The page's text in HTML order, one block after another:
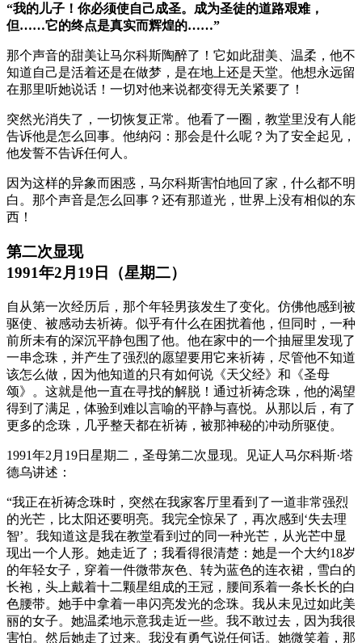
“我的儿子！你必须使自己成圣。成为圣徒的道路艰难，
但……它的终点是真实而辉煌的……”
那个声音的甜美让马尔科斯陶醉了！它如此甜美、温柔，他不
知道自己是活着还是在做梦，是在地上还是天堂。他想永远留
在那里听她说话！一切对他来说都变得无关紧要了！
突然光消失了，一切恢复正常。他看了一圈，教堂里没有人能
告诉他是怎么回事。他纳闷：那会是什么呢？为了安全起见，
他发誓不告诉任何人。
因为这样的异象而困惑，马尔科斯害怕地回了家，什么都不明
白。那个声音是怎么回事？还有那道光，世界上没有相似的东
西！
第二次显现
1991年2月19日（星期二）
自从第一次经历后，那个年轻男孩发生了变化。仿佛他感到被
驱使、被感动去祈祷。似乎有什么在困扰着他，但同时，一种
前所未有的深沉平静包围了他。他在家中的一个抽屉里发现了
一串念珠，并产生了强烈的愿望要用它来祈祷，尽管他不知道
该怎么做，因为他知道的只有如何说《天父经》和《圣母
颂》。这就是他一直在寻找的解脱！通过祈祷念珠，他的渴望
得到了满足，体验到难以言喻的平静与喜悦。从那以后，有了
更多的念珠，几乎整天都在祈祷，被那神秘的冲动所驱使。
1991年2月19日星期二，圣母第二次显现。见证人马尔科斯·塔
德乌讲述：
“我正在祈祷念珠时，突然在我家客厅里看到了一道非常强烈
的光芒，比太阳还要明亮。我完全惊呆了，再次感到‘失去理
智’。我知道这是我在教堂看到过的同一种光芒，从光芒中显
现出一个人形。她走近了；我看得很清楚：她是一个大约18岁
的年轻女子，穿着一件微带灰色、转为蓝色的连衣裙，雪白的
长袍，头上戴着十二颗星组成的王冠，腰间系着一条长长的白
色腰带。她手中拿着一串闪亮发光的念珠。我从未见过如此美
丽的女子。她温柔地示意我走近一些。我不敢过去，因为我很
害怕。然后她走了过来。我没有勇气说任何话。她微笑着，那